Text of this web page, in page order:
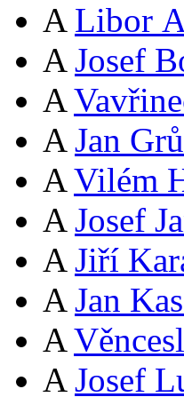
A Libor
A Josef
A
A Jan
A Vilém
A Josef
A Jiří
A Jan
A
A Josef